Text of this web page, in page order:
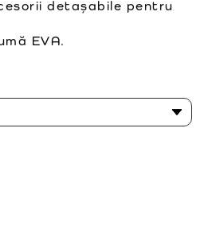
detașabile pentru
EVA.